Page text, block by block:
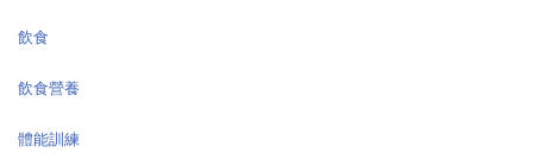
飲食
飲食營養
體能訓練